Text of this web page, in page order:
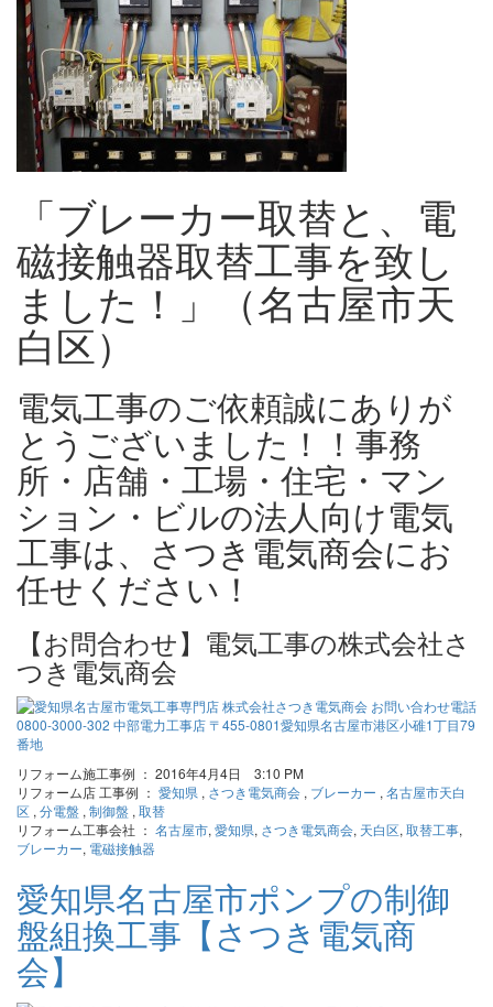
「ブレーカー取替と、電
磁接触器取替工事を致し
ました！」（名古屋市天
白区）
電気工事のご依頼誠にありが
とうございました！！事務
所・店舗・工場・住宅・マン
ション・ビルの法人向け電気
工事は、さつき電気商会にお
任せください！
【お問合わせ】電気工事の株式会社さ
つき電気商会
リフォーム施工事例 ： 2016年4月4日 3:10 PM
リフォーム店 工事例 ： 愛知県 , さつき電気商会 , ブレーカー ,名古屋市天白
区 ,分電盤 ,制御盤 ,取替
リフォーム工事会社 ： 名古屋市,愛知県, さつき電気商会, 天白区,取替工事,
ブレーカー, 電磁接触器
愛知県名古屋市ポンプの制御
盤組換工事【さつき電気商
会】